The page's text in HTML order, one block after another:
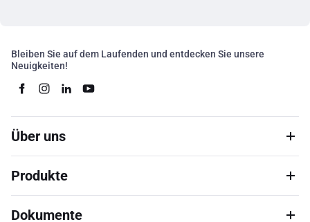
Bleiben Sie auf dem Laufenden und entdecken Sie unsere
Neuigkeiten!
Über uns
Produkte
Dokumente